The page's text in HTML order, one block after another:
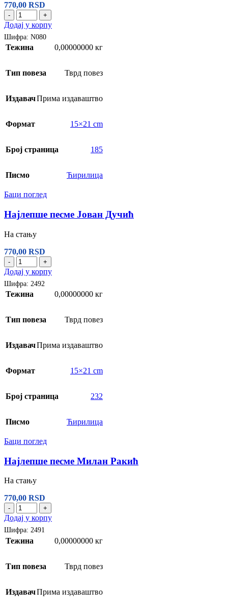
770,00 RSD
- +
Додај у корпу
Шифра: N080
Тежина 0,00000000 кг
Тип повеза Тврд повез
ИздавачПрима издаваштво
Формат 15×21 cm
Број страница 185
Писмо Ћирилица
Баци поглед
Најлепше песме Јован Дучић
На стању
770,00 RSD
- +
Додај у корпу
Шифра: 2492
Тежина 0,00000000 кг
Тип повеза Тврд повез
ИздавачПрима издаваштво
Формат 15×21 cm
Број страница 232
Писмо Ћирилица
Баци поглед
Најлепше песме Милан Ракић
На стању
770,00 RSD
- +
Додај у корпу
Шифра: 2491
Тежина 0,00000000 кг
Тип повеза Тврд повез
ИздавачПрима издаваштво